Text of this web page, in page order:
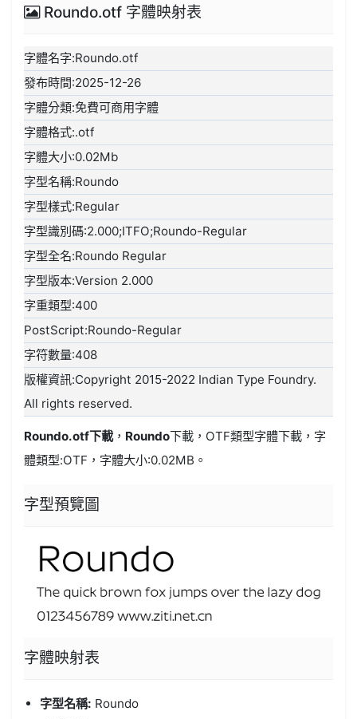
Roundo.otf 字體映射表
字體名字:Roundo.otf
發布時間:2025-12-26
字體分類:免費可商用字體
字體格式:.otf
字體大小:0.02Mb
字型名稱:Roundo
字型樣式:Regular
字型識別碼:2.000;ITFO;Roundo-Regular
字型全名:Roundo Regular
字型版本:Version 2.000
字重類型:400
PostScript:Roundo-Regular
字符數量:408
版權資訊:Copyright 2015-2022 Indian Type Foundry.
All rights reserved.
Roundo.otf下載， Roundo下載， OTF類型字體下載，字
體類型:OTF ，字體大小:0.02MB。
字型預覽圖
字體映射表
字型名稱: Roundo